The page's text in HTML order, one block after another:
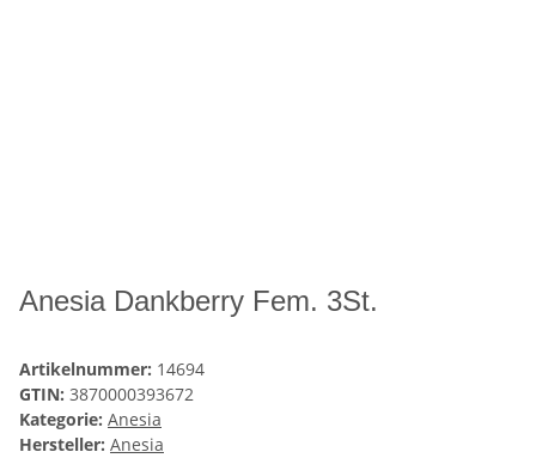
Anesia Dankberry Fem. 3St.
Artikelnummer: 14694
GTIN: 3870000393672
Kategorie: Anesia
Hersteller: Anesia